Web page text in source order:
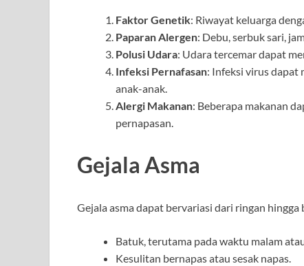
Faktor Genetik: Riwayat keluarga
Paparan Alergen: Debu, serbuk sari,
Polusi Udara: Udara tercemar dapat
Infeksi Pernafasan: Infeksi virus dapat
anak-anak.
Alergi Makanan: Beberapa makanan
pernapasan.
Gejala Asma
Gejala asma dapat bervariasi dari ringan
Batuk, terutama pada waktu malam
Kesulitan bernapas atau sesak napas.